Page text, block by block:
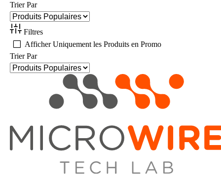
Trier Par
Filtres
Afficher Uniquement les Produits en Promo
Trier Par